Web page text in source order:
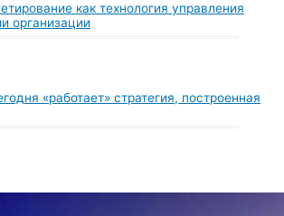
как технология управления
организации
«работает» стратегия, построенная